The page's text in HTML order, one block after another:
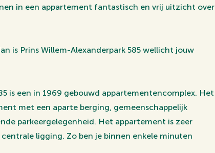
in een appartement fantastisch en vrij uitzicht over
is Prins Willem-Alexanderpark 585 wellicht jouw
is een in 1969 gebouwd appartementencomplex. Het
met een aparte berging, gemeenschappelijk
parkeergelegenheid. Het appartement is zeer
ligging. Zo ben je binnen enkele minuten